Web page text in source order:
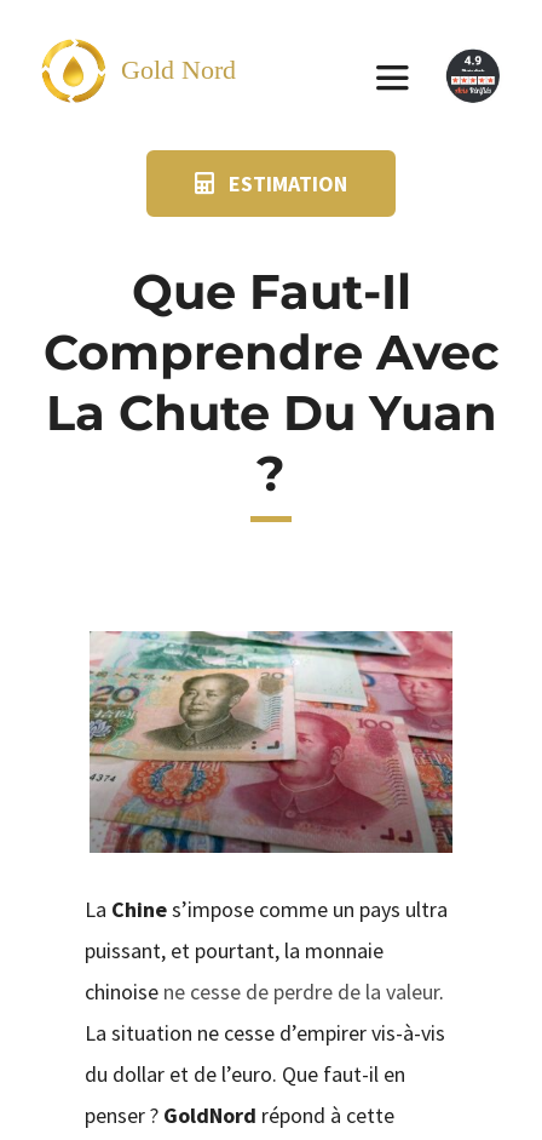
contenu
Gold Nord
Toggle
SUIVI KIT POSTAL
BLOG
ESTIMATION
Que Faut-Il
Comprendre Avec
La Chute Du Yuan
?
La Chines’impose comme un pays ultra
puissant, et pourtant, la monnaie
chinoise ne cesse de perdre de la valeur.
La situation ne cesse d’empirer vis-à-vis
du dollar et de l’euro. Que faut-il en
penser ? GoldNord répond à cette